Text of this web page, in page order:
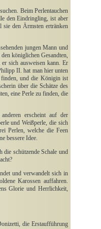
Beim Perlentauchen
den Eindringling, ist aber
sie den Ärmsten ertränken
jungen Mann und
königlichen Gesandten,
sich ausweisen kann. Er
II. hat man hier unten
finden, und die Königin ist
über die Schätze des
eine Perle zu finden, die
erscheint auf der
und Weißperle, die sich
Perlen, welche die Feen
bessere Idee.
schützende Schale und
und verwandelt sich in
Karossen auffahren.
Glorie und Herrlichkeit,
die Erstaufführung